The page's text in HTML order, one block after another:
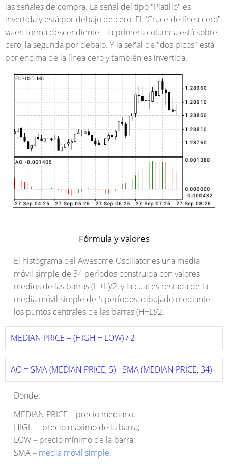
las señales de compra. La señal del tipo "Platillo" es
invertida y está por debajo de cero. El "Cruce de línea cero"
va en forma descendiente – la primera columna está sobre
cero, la segunda por debajo. Y la señal de "dos picos" está
por encima de la línea cero y también es invertida.
Fórmula y valores
El histograma del Awesome Oscillator es una media
móvil simple de 34 períodos construida con valores
medios de las barras (H+L)/2, y la cual es restada de la
media móvil simple de 5 períodos, dibujado mediante
los puntos centrales de las barras (Н+L)/2.
MEDIAN PRICE = (HIGH + LOW) / 2
AO = SMA (MEDIAN PRICE, 5) - SMA (MEDIAN PRICE, 34)
Donde:
MEDIAN PRICE – precio mediano;
HIGH – precio máximo de la barra;
LOW – precio mínimo de la barra;
SMA – media móvil simple.